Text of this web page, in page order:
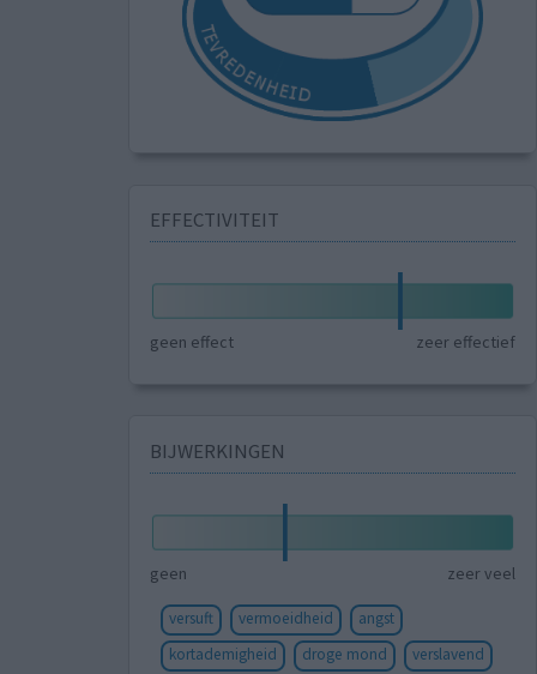
EFFECTIVITEIT
geen effect zeer effectief
BIJWERKINGEN
geen zeer veel
versuft vermoeidheid
angst
kortademigheid
droge mond
verslavend